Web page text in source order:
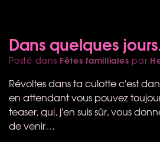
Dans quelques
Posté dans Fêtes familliales par
Révoltes dans ta culotte c'est
en attendant vous pouvez
teaser, qui, j'en suis sûr, vous
de venir…